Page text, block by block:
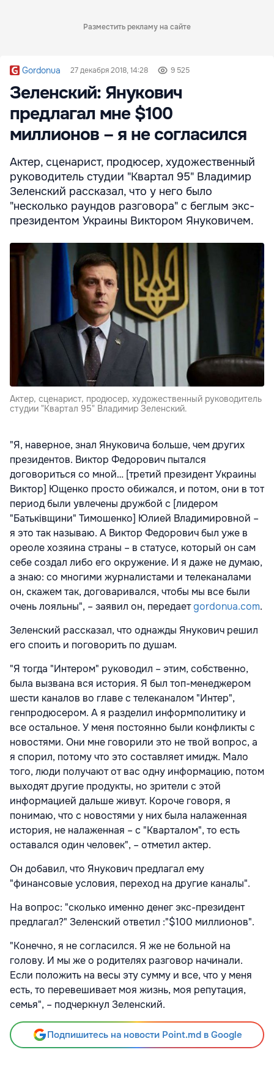
Разместить рекламу на сайте
Gordonua 27 декабря 2018, 14:28 9 525
Зеленский: Янукович
предлагал мне $100
миллионов – я не согласился
Актер, сценарист, продюсер, художественный
руководитель студии "Квартал 95" Владимир
Зеленский рассказал, что у него было
"несколько раундов разговора" с беглым экс-
президентом Украины Виктором Януковичем.
Актер, сценарист, продюсер, художественный руководитель
студии "Квартал 95" Владимир Зеленский.
"Я, наверное, знал Януковича больше, чем других
президентов. Виктор Федорович пытался
договориться со мной… [третий президент Украины
Виктор] Ющенко просто обижался, и потом, они в тот
период были увлечены дружбой с [лидером
"Батьківщини" Тимошенко] Юлией Владимировной –
я это так называю. А Виктор Федорович был уже в
ореоле хозяина страны – в статусе, который он сам
себе создал либо его окружение. И я даже не думаю,
а знаю: со многими журналистами и телеканалами
он, скажем так, договаривался, чтобы мы все были
очень лояльны", – заявил он, передаетgordonua.com.
Зеленский рассказал, что однажды Янукович решил
его споить и поговорить по душам.
"Я тогда "Интером" руководил – этим, собственно,
была вызвана вся история. Я был топ-менеджером
шести каналов во главе с телеканалом "Интер",
генпродюсером. А я разделил информполитику и
все остальное. У меня постоянно были конфликты с
новостями. Они мне говорили это не твой вопрос, а
я спорил, потому что это составляет имидж. Мало
того, люди получают от вас одну информацию, потом
выходят другие продукты, но зрители с этой
информацией дальше живут. Короче говоря, я
понимаю, что с новостями у них была налаженная
история, не налаженная – с "Кварталом", то есть
оставался один человек", – отметил актер.
Он добавил, что Янукович предлагал ему
"финансовые условия, переход на другие каналы".
На вопрос: "сколько именно денег экс-президент
предлагал?" Зеленский ответил :"$100 миллионов".
"Конечно, я не согласился. Я же не больной на
голову. И мы же о родителях разговор начинали.
Если положить на весы эту сумму и все, что у меня
есть, то перевешивает моя жизнь, моя репутация,
семья", – подчеркнул Зеленский.
Подпишитесь на новости Point.md в Google